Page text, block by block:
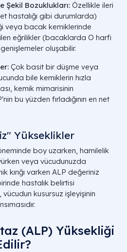
Şekil Bozuklukları: Özellikle ileri
hastalığı gibi durumlarda)
veya bacak kemiklerinde
eğrilikler (bacaklarda O harfi
oluşabilir.
Çok basit bir düşme veya
bile kemiklerin hızla
kemik mimarisinin
bu yüzden fırladığının en net
Yükseklikler
boy uzarken, hamilelik
veya vücudunuzda
kırığı varken ALP değeriniz
hastalık belirtisi
vücudun kusursuz işleyişinin
(ALP) Yüksekliği